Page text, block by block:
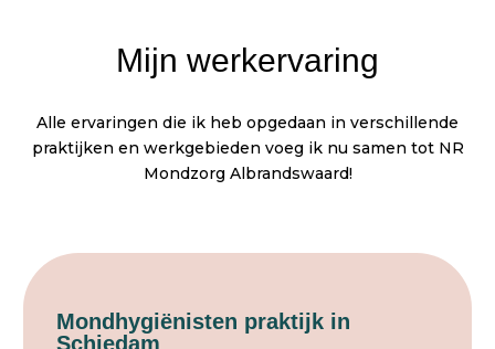
Mijn werkervaring
Alle ervaringen die ik heb opgedaan in verschillende
praktijken en werkgebieden voeg ik nu samen tot NR
Mondzorg Albrandswaard!
Mondhygiënisten praktijk in
Schiedam